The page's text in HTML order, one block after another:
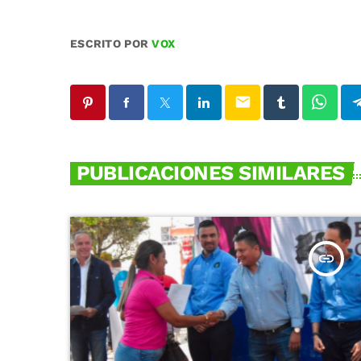
ESCRITO PORVOX
email
PUBLICACIONES SIMILARES
insert_link